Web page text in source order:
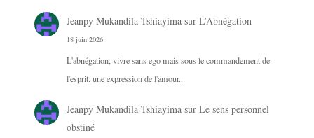
Jeanpy Mukandila Tshiayimasur L’Abnégation
18 juin 2026
L'abnégation, vivre sans ego mais sous le commandement de
l'esprit. une expression de l'amour...
Jeanpy Mukandila Tshiayimasur Le sens personnel
obstiné